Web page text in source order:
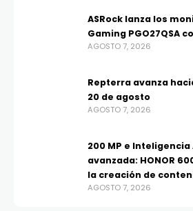
ASRock lanza los
Gaming PGO27QSA
AGOSTO 7, 2026
Repterra avanza
20 de agosto
AGOSTO 7, 2026
200 MP e
avanzada: HONOR
la creación de
AGOSTO 7, 2026